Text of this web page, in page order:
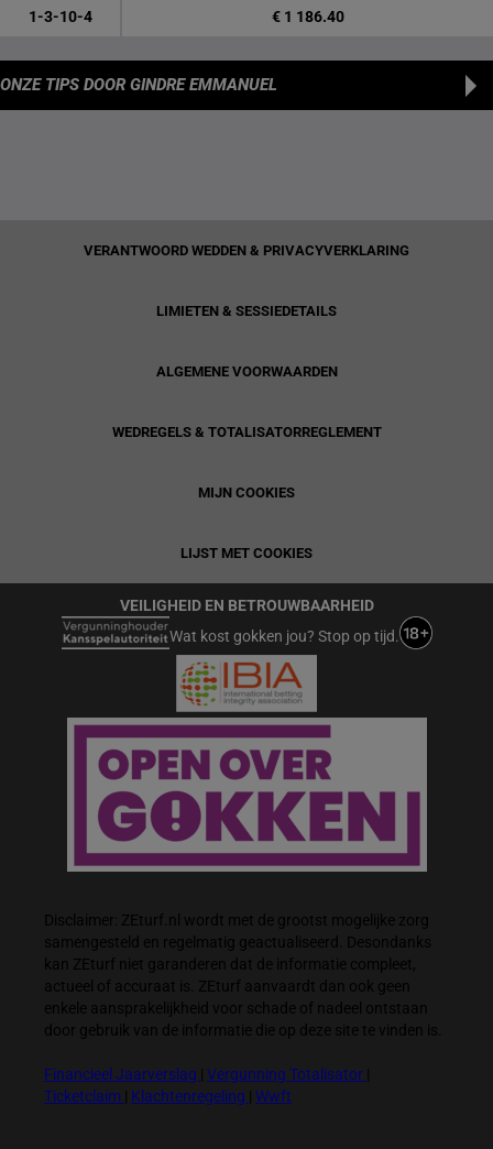
1-3-10-4 € 1 186.40
ONZE TIPS DOOR GINDRE EMMANUEL
VERANTWOORD WEDDEN & PRIVACYVERKLARING
LIMIETEN & SESSIEDETAILS
ALGEMENE VOORWAARDEN
WEDREGELS & TOTALISATORREGLEMENT
MIJN COOKIES
LIJST MET COOKIES
VEILIGHEID EN BETROUWBAARHEID
Wat kost gokken jou? Stop op tijd.
Disclaimer: ZEturf.nl wordt met de grootst mogelijke zorg
samengesteld en regelmatig geactualiseerd. Desondanks
kan ZEturf niet garanderen dat de informatie compleet,
actueel of accuraat is. ZEturf aanvaardt dan ook geen
enkele aansprakelijkheid voor schade of nadeel ontstaan
door gebruik van de informatie die op deze site te vinden is.
Financieel Jaarverslag Vergunning Totalisator
Ticketclaim
Klachtenregeling Wwft